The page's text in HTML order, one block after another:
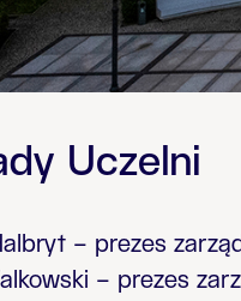
Uczelni
– prezes
– prezes